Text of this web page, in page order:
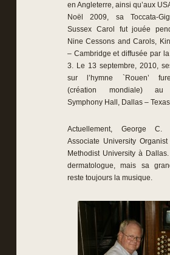
en Angleterre, ainsi qu’aux
Noël 2009, sa Toccata-
Sussex Carol fut jouée
Nine Cessons and Carols,
– Cambridge et diffusée par
3. Le 13 septembre, 2010,
sur l’hymne `Rouen’
(création mondiale) au
Symphony Hall, Dallas –
Actuellement, George C.
Associate University
Methodist University à
dermatologue, mais sa
reste toujours la musique.